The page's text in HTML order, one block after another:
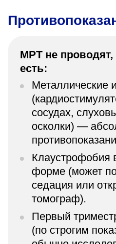
МРТ не проводят,
есть:
Металлические
сосудах,
осколки) —
Клаустрофобия
форме (может
седация или
томограф).
Первый
(по строгим